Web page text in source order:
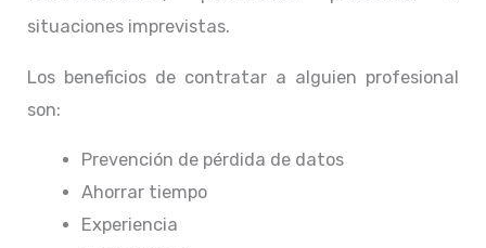
situaciones imprevistas.
Los beneficios de contratar a alguien profesional
son:
Prevención de pérdida de datos
Ahorrar tiempo
Experiencia